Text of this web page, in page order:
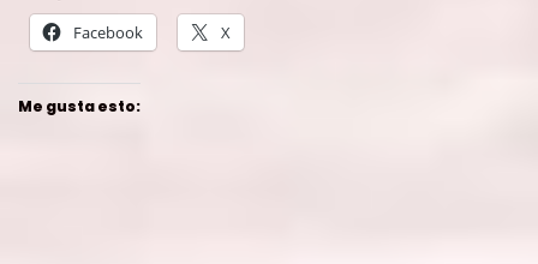
Facebook X
Me gusta esto: